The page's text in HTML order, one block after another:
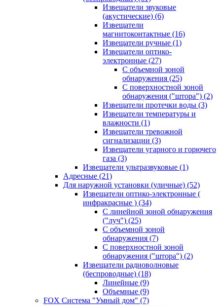
Извещатели звуковые
(акустические) (6)
Извещатели
магнитоконтактные (16)
Извещатели ручные (1)
Извещатели оптико-
электронные (27)
С объемной зоной
обнаружения (25)
С поверхностной зоной
обнаружения ("штора") (2)
Извещатели протечки воды (3)
Извещатели температуры и
влажности (1)
Извещатели тревожной
сигнализации (3)
Извещатели угарного и горючего
газа (3)
Извещатели ультразвуковые (1)
Адресные (21)
Для наружной установки (уличные) (52)
Извещатели оптико-электронные (
инфракрасные ) (34)
С линейной зоной обнаружения
("луч") (25)
С объемной зоной
обнаружения (7)
С поверхностной зоной
обнаружения ("штора") (2)
Извещатели радиоволновые
(беспроводные) (18)
Линейные (9)
Объемные (9)
FOX Система "Умный дом" (7)